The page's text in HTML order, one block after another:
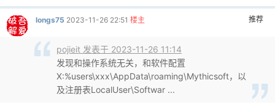
推荐
longs75 2023-11-26 22:51 楼主
pojieit 发表于 2023-11-26 11:14
发现和操作系统无关，和软件配置
X:%users\xxx\AppData\roaming\Mythicsoft，以
及注册表LocalUser\Softwar ...